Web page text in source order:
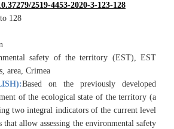
2519-4453-2020-3-123-128
128
safety of the territory (EST), EST
area, Crimea
Based on the previously developed
of the ecological state of the territory (a
two integral indicators of the current level
that allow assessing the environmental safety